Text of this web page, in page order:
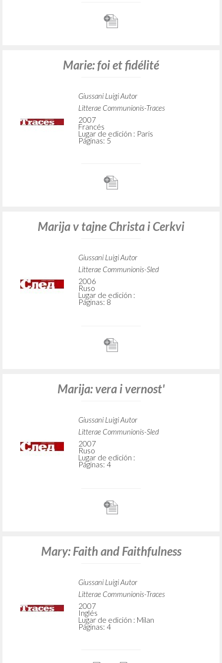
Marie: foi et fidélité
Giussani Luigi Autor
Litterae Communionis-Traces
2007
Francés
Lugar de edición : Paris
Páginas: 5
Marija v tajne Christa i Cerkvi
Giussani Luigi Autor
Litterae Communionis-Sled
2006
Ruso
Lugar de edición :
Páginas: 8
Marija: vera i vernost'
Giussani Luigi Autor
Litterae Communionis-Sled
2007
Ruso
Lugar de edición :
Páginas: 4
Mary: Faith and Faithfulness
Giussani Luigi Autor
Litterae Communionis-Traces
2007
Inglés
Lugar de edición : Milan
Páginas: 4